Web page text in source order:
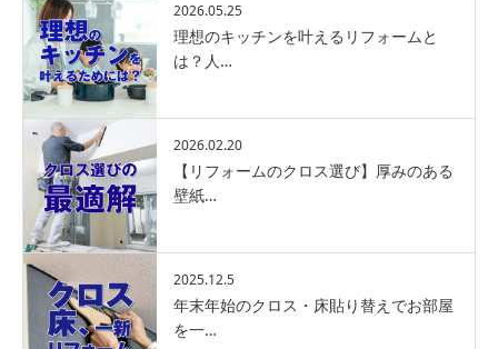
2026.05.25
理想のキッチンを叶えるリフォームと
は？人…
2026.02.20
【リフォームのクロス選び】厚みのある
壁紙…
2025.12.5
年末年始のクロス・床貼り替えでお部屋
を一…